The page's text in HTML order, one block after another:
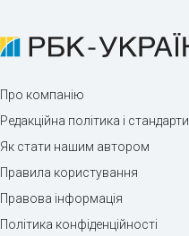
Про компанію
Редакційна політика і стандарти
Як стати нашим автором
Правила користування
Правова інформація
Політика конфіденційності